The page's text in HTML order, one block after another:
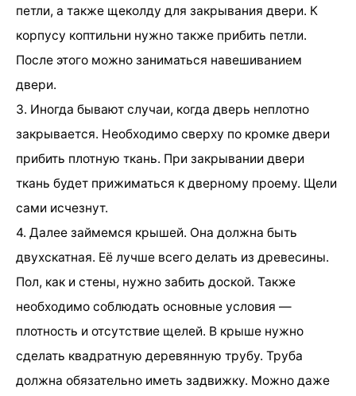
петли, а также щеколду для закрывания двери. К
корпусу коптильни нужно также прибить петли.
После этого можно заниматься навешиванием
двери.
3. Иногда бывают случаи, когда дверь неплотно
закрывается. Необходимо сверху по кромке двери
прибить плотную ткань. При закрывании двери
ткань будет прижиматься к дверному проему. Щели
сами исчезнут.
4. Далее займемся крышей. Она должна быть
двухскатная. Её лучше всего делать из древесины.
Пол, как и стены, нужно забить доской. Также
необходимо соблюдать основные условия —
плотность и отсутствие щелей. В крыше нужно
сделать квадратную деревянную трубу. Труба
должна обязательно иметь задвижку. Можно даже